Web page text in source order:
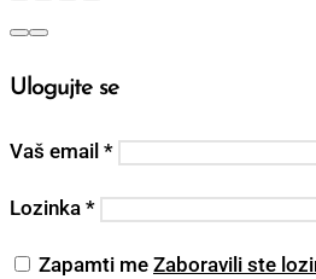
Ulogujte se
Vaš email *
Lozinka *
Zapamti me Zaboravili ste